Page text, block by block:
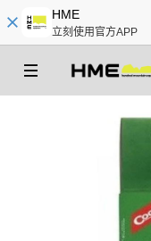
HME
立刻使用官方APP